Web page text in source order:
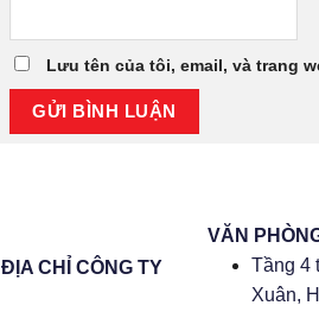
Lưu tên của tôi, email, và trang
ĐỊA CHỈ CÔNG TY
VĂN
Tầng 4
Xuân,